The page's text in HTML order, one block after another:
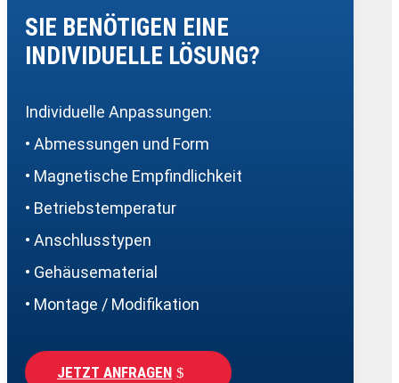
SIE BENÖTIGEN EINE
INDIVIDUELLE LÖSUNG?
Individuelle Anpassungen:
• Abmessungen und Form
• Magnetische Empfindlichkeit
• Betriebstemperatur
• Anschlusstypen
• Gehäusematerial
• Montage / Modifikation
JETZT ANFRAGEN